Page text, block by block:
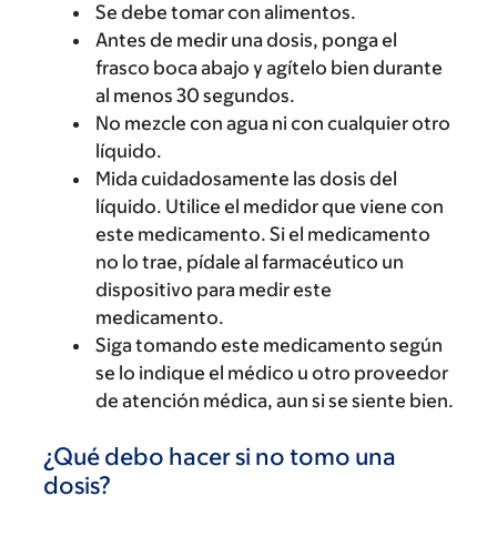
Se debe tomar con alimentos.
Antes de medir una dosis, ponga el
frasco boca abajo y agítelo bien durante
al menos 30 segundos.
No mezcle con agua ni con cualquier otro
líquido.
Mida cuidadosamente las dosis del
líquido. Utilice el medidor que viene con
este medicamento. Si el medicamento
no lo trae, pídale al farmacéutico un
dispositivo para medir este
medicamento.
Siga tomando este medicamento según
se lo indique el médico u otro proveedor
de atención médica, aun si se siente bien.
¿Qué debo hacer si no tomo una
dosis?